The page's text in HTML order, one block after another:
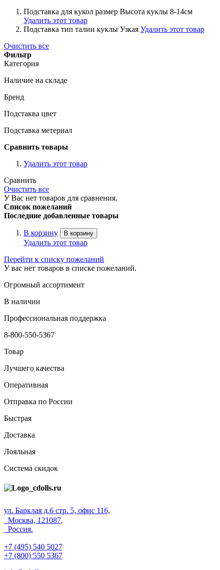
Подставка для кукол размер Высота куклы 8-14см
Удалить этот товар
Подставка тип талии куклы Узкая Удалить этот товар
Очистить все
Фильтр
Категория
Наличие на складе
Бренд
Подстаква цвет
Подставка метериал
Сравнить товары
Удалить этот товар
Сравнить
Очистить все
У Вас нет товаров для сравнения.
Список пожеланий
Последние добавленные товары
В корзину В корзину
Удалить этот товар
Перейти к списку пожеланий
У вас нет товаров в списке пожеланий.
Огромный ассортимент
В наличии
Профессиональная поддержка
8-800-550-5367
Товар
Лучшего качества
Оперативная
Отправка по России
Быстрая
Доставка
Лояльная
Система скидок
ул. Барклая д.6 стр. 5, офис 116,
Москва, 121087,
Россия.
+7 (495) 540 5027
+7 (800) 550 5367